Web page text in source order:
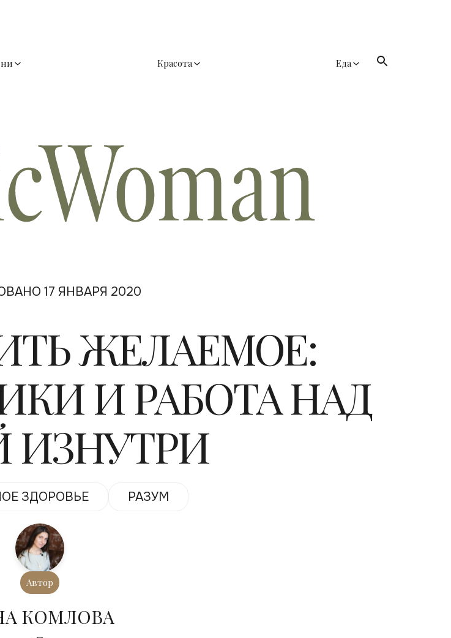
Красота Еда
17 ЯНВАРЯ 2020
ЖЕЛАЕМОЕ:
И РАБОТА НАД
ИЗНУТРИ
ЗДОРОВЬЕ РАЗУМ
Автор
КОМЛОВА